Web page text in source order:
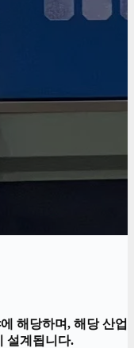
해당하며, 해당 산업
설계됩니다.